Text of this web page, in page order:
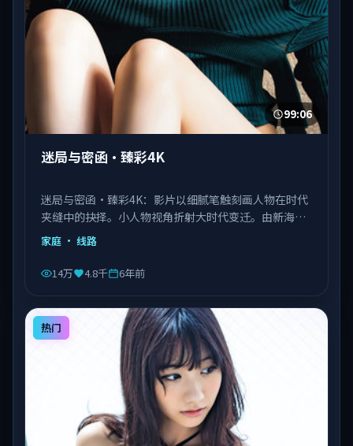
99:06
迷局与密函·臻彩4K
迷局与密函·臻彩4K：影片以细腻笔触刻画人物在时代
夹缝中的抉择。小人物视角折射大时代变迁。由新海诚
执导，刘德华、王景春、王凯等主演，泰国出品，类型
为家庭。
家庭 · 线路
14万 4.8千 6年前
热门